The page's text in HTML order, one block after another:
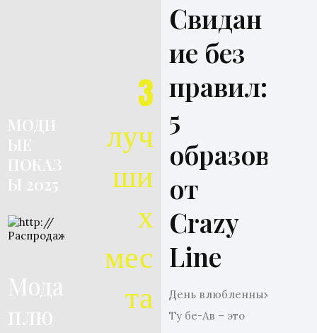
МОДН
ЫЕ
ПОКАЗ
Ы 2025
Мода
плю
3
луч
ши
х
мес
та
Свидан
ие без
правил:
5
образов
от
Crazy
Line
День влюбленных
Ту бе-Ав – это